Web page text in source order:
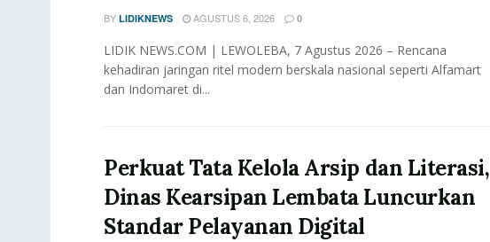
BY LIDIKNEWS AGUSTUS 6, 2026 0
LIDIK NEWS.COM | LEWOLEBA, 7 Agustus 2026 – Rencana
kehadiran jaringan ritel modern berskala nasional seperti Alfamart
dan Indomaret di...
Perkuat Tata Kelola Arsip dan Literasi,
Dinas Kearsipan Lembata Luncurkan
Standar Pelayanan Digital